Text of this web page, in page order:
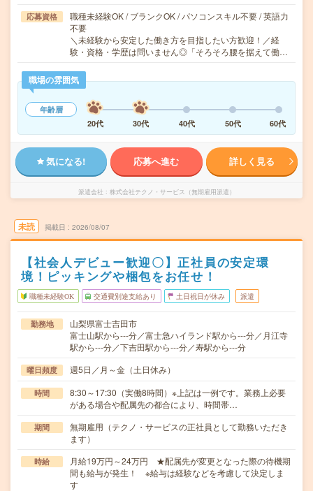
応募資格
職種未経験OK / ブランクOK / パソコンスキル不要 / 英語力
不要
＼未経験から安定した働き方を目指したい方歓迎！／経
験・資格・学歴は問いません◎「そろそろ腰を据えて働…
職場の雰囲気
年齢層
20代
30代 40代 50代 60代
気になる! 応募へ進む 詳しく見る
派遣会社 株式会社テクノ・サービス（無期雇用派遣）
未読 掲載日 2026/08/07
【社会人デビュー歓迎〇】正社員の安定環
境！ピッキングや梱包をお任せ！
職種未経験OK 交通費別途支給あり 土日祝日が休み 派遣
勤務地
山梨県富士吉田市
富士山駅から---分／富士急ハイランド駅から---分／月江寺
駅から---分／下吉田駅から---分／寿駅から---分
曜日頻度 週5日／月～金（土日休み）
時間
8:30～17:30（実働8時間）※上記は一例です。業務上必要
がある場合や配属先の都合により、時間帯…
期間
無期雇用（テクノ・サービスの正社員として勤務いただき
ます）
時給
月給19万円～24万円 ★配属先が変更となった際の待機期
間も給与が発生！ ※給与は経験などを考慮して決定しま
す